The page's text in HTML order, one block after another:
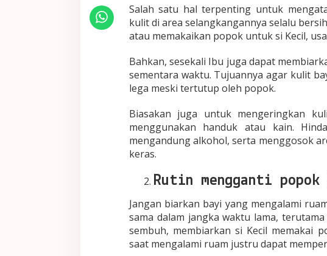
Salah satu hal terpenting untuk
kulit di area selangkangannya selalu
atau memakaikan popok untuk si Kecil,
Bahkan, sesekali Ibu juga dapat
sementara waktu. Tujuannya agar kulit
lega meski tertutup oleh popok.
Biasakan juga untuk mengeringkan
menggunakan handuk atau kain.
mengandung alkohol, serta menggosok
keras.
Rutin mengganti
Jangan biarkan bayi yang mengalami
sama dalam jangka waktu lama,
sembuh, membiarkan si Kecil memakai
saat mengalami ruam justru dapat